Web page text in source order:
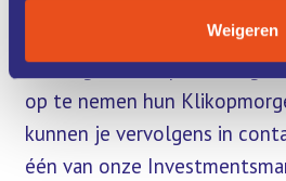
Weigeren
deze investering(en) te doen.
hier tegenaan lopen,
op te nemen hun
kunnen je vervolgens in
één van onze